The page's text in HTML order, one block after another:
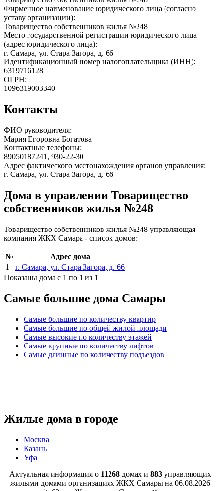
Фирменное наименование юридического лица (согласно
уставу организации):
Товарищество собственников жилья №248
Место государственной регистрации юридического лица
(адрес юридического лица):
г. Самара, ул. Стара Загора, д. 66
Идентификационный номер налогоплательщика (ИНН):
6319716128
ОГРН:
1096319003340
Контакты
ФИО руководителя:
Мария Егоровна Богатова
Контактные телефоны:
89050187241, 930-22-30
Адрес фактического местонахождения органов управления:
г. Самара, ул. Стара Загора, д. 66
Дома в управлении Товарищество
собственников жилья №248
Товарищество собственников жилья №248 управляющая
компания ЖКХ Самара - список домов:
№
Адрес дома
1
г. Самара, ул. Стара Загора, д. 66
Показаны дома с 1 по 1 из 1
Самые большие дома Самары
Самые большие по количеству квартир
Самые большие по общей жилой площади
Самые высокие по количеству этажей
Самые крупные по количеству лифтов
Самые длинные по количеству подъездов
Жилые дома в городе
Москва
Казань
Уфа
Актуальная информация о 11268 домах и 883 управляющих
жилыми домами организациях ЖКХ Самары на 06.08.2026